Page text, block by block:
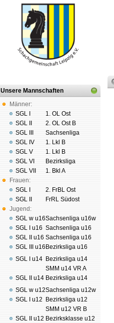
Unsere Mannschaften
Männer:
SGL I
SGL II
SGL III
SGL IV
SGL V
SGL VI
SGL VII
Frauen:
SGL I
SGL II
Jugend:
SGL w u16
SGL I u16
SGL II u16
SGL III u16
SGL I u14
SGL II u14
SGL w u12
SGL I u12
SGL II u12
1. OL Ost
2. OL Ost B
Sachsenliga
1. Lkl B
1. Lkl B
Bezirksliga
1. Bkl A
2. FrBL Ost
FrRL Südost
Sachsenliga u16w
Sachsenliga u16
Sachsenliga u16
Bezirksliga u16
Bezirksliga u14
SMM u14 VR A
Bezirksliga u14
Sachsenliga u12w
Bezirksliga u12
SMM u12 VR B
Bezirksklasse u12